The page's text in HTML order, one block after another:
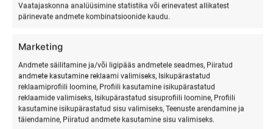
Vaatajaskonna analüüsimine statistika või erinevatest allikatest
pärinevate andmete kombinatsioonide kaudu.
Marketing
Andmete säilitamine ja/või ligipääs andmetele seadmes, Piiratud
andmete kasutamine reklaami valimiseks, Isikupärastatud
reklaamiprofiili loomine, Profiili kasutamine isikupärastatud
reklaamide valimiseks, Isikupärastatud sisuprofiili loomine, Profiili
kasutamine isikupärastatud sisu valimiseks, Teenuste arendamine ja
täiendamine, Piiratud andmete kasutamine sisu valimiseks.
Soovid rohkem infot saada?
Risto tel: 56686766 e-mail:info@surfmaster.ee Surfi ja
muud tegevused.